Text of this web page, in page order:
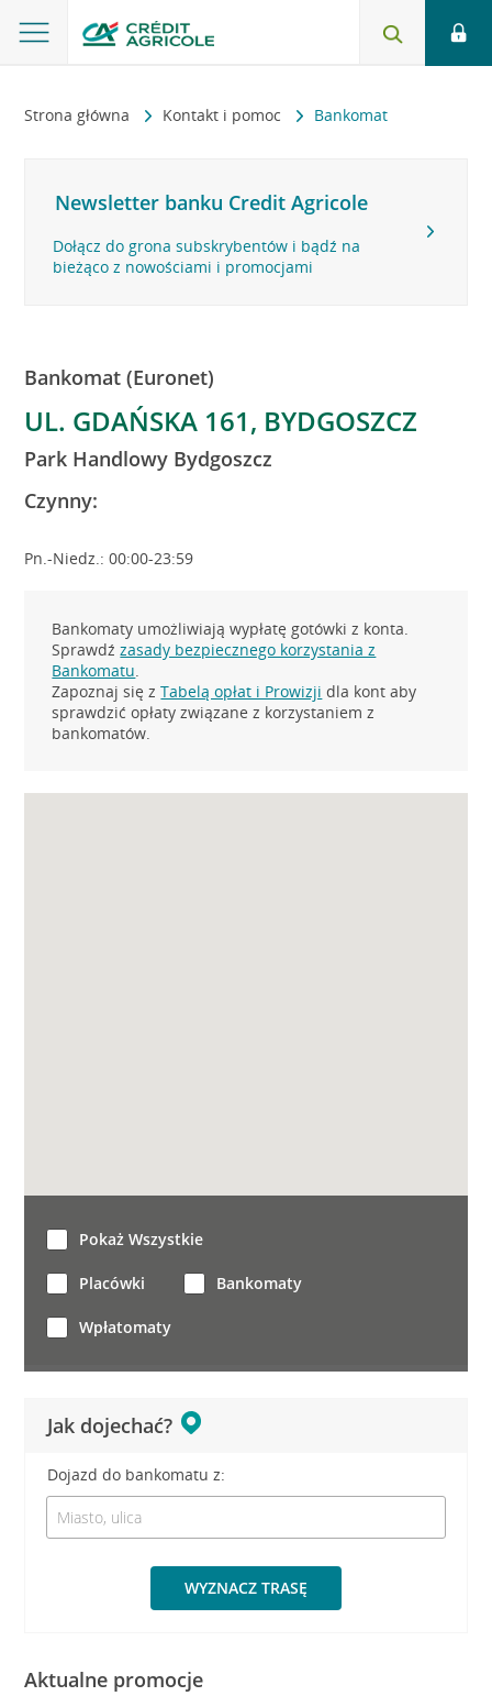
Strona główna Kontakt i pomoc Bankomat
Newsletter banku Credit Agricole
Dołącz do grona subskrybentów i bądź na
bieżąco z nowościami i promocjami
Bankomat (Euronet)
UL. GDAŃSKA 161, BYDGOSZCZ
Park Handlowy Bydgoszcz
Czynny:
Pn.-Niedz.: 00:00-23:59
Bankomaty umożliwiają wypłatę gotówki z konta.
Sprawdźzasady bezpiecznego korzystania z
Bankomatu.
Zapoznaj się zTabelą opłat i Prowizji dla kont aby
sprawdzić opłaty związane z korzystaniem z
bankomatów.
Jak dojechać?
Dojazd do bankomatu z:
WYZNACZ TRASĘ
Pokaż Wszystkie
Placówki Bankomaty
Wpłatomaty
Aktualne promocje